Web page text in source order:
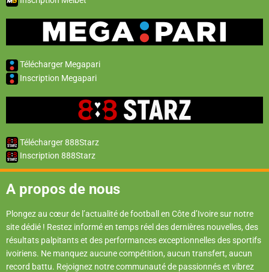
Télécharger Megapari
Inscription Megapari
Télécharger 888Starz
Inscription 888Starz
A propos de nous
Plongez au cœur de l’actualité de football en Côte d’Ivoire sur notre
site dédié ! Restez informé en temps réel des dernières nouvelles, des
résultats palpitants et des performances exceptionnelles des sportifs
ivoiriens. Ne manquez aucune compétition, aucun transfert, aucun
record battu. Rejoignez notre communauté de passionnés et vibrez